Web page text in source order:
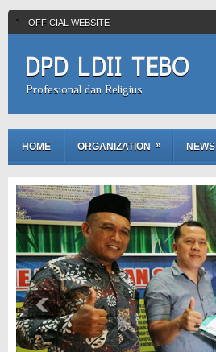
OFFICIAL WEBSITE
DPD LDII TEBO
Profesional dan Religius
HOME ORGANIZATION » NEWS